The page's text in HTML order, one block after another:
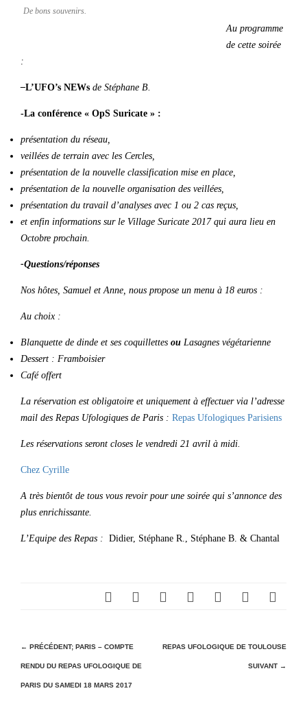
De bons souvenirs.
Au programme
de cette soirée
:
–L’UFO’s NEWs de Stéphane B.
-La conférence « OpS Suricate » :
présentation du réseau,
veillées de terrain avec les Cercles,
présentation de la nouvelle classification mise en place,
présentation de la nouvelle organisation des veillées,
présentation du travail d’analyses avec 1 ou 2 cas reçus,
et enfin informations sur le Village Suricate 2017 qui aura lieu en
Octobre prochain.
-Questions/réponses
Nos hôtes, Samuel et Anne, nous propose un menu à 18 euros :
Au choix :
Blanquette de dinde et ses coquillettes ou Lasagnes végétarienne
Dessert : Framboisier
Café offert
La réservation est obligatoire et uniquement à effectuer via l’adresse
mail des Repas Ufologiques de Paris : Repas Ufologiques Parisiens
Les réservations seront closes le vendredi 21 avril à midi.
Chez Cyrille
A très bientôt de tous vous revoir pour une soirée qui s’annonce des
plus enrichissante.
L’Equipe des Repas : Didier, Stéphane R., Stéphane B. & Chantal
N
a
v
← PRÉCÉDENT; PARIS – COMPTE
RENDU DU REPAS UFOLOGIQUE DE
PARIS DU SAMEDI 18 MARS 2017
REPAS UFOLOGIQUE DE TOULOUSE
SUIVANT →